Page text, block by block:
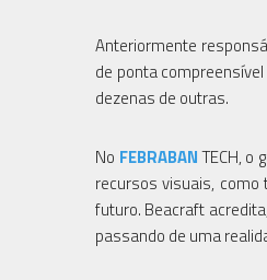
Anteriormente
de ponta
dezenas de outras.
No FEBRABANTECH, o
recursos visuais,
futuro. Beacraft
passando de uma